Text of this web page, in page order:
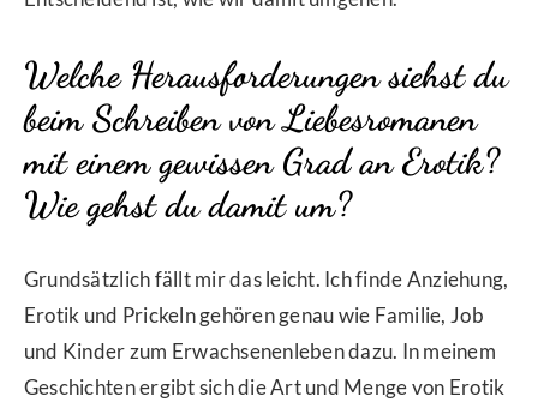
Welche Herausforderungen siehst du
beim Schreiben von Liebesromanen
mit einem gewissen Grad an Erotik?
Wie gehst du damit um?
Grundsätzlich fällt mir das leicht. Ich finde Anziehung,
Erotik und Prickeln gehören genau wie Familie, Job
und Kinder zum Erwachsenenleben dazu. In meinem
Geschichten ergibt sich die Art und Menge von Erotik